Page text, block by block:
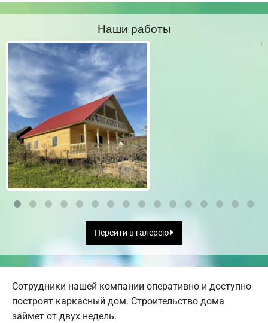
Наши работы
Перейти в галерею
Сотрудники нашей компании оперативно и доступно
построят каркасный дом. Строительство дома
займет от двух недель.